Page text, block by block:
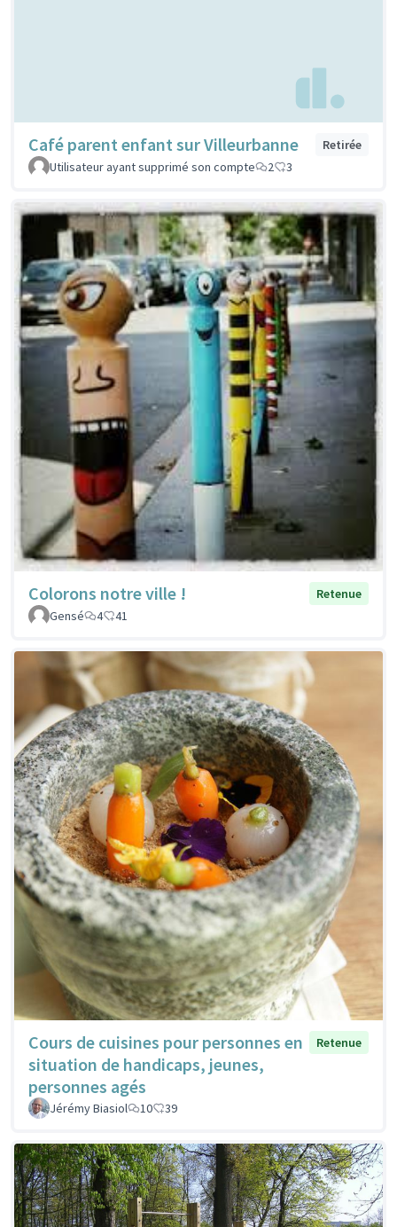
Café parent enfant sur Villeurbanne
Retirée
Utilisateur ayant supprimé son compte
2 3
Colorons notre ville !
Retenue
Gensé
4 41
Cours de cuisines pour personnes en
situation de handicaps, jeunes,
personnes agés
Retenue
Jérémy Biasiol 10 39